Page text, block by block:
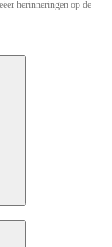
herinneringen op de